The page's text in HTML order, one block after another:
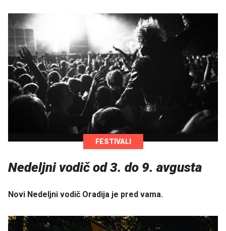
FESTIVALI
Nedeljni vodič od 3. do 9. avgusta
Novi Nedeljni vodič Oradija je pred vama.